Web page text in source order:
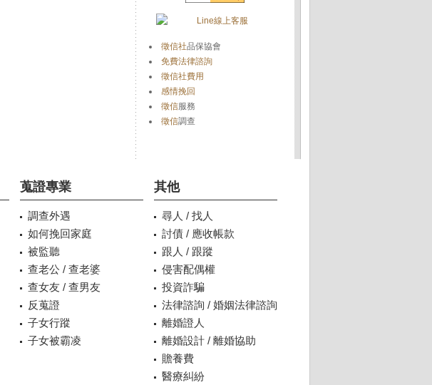
徵信社品保協會
免費法律諮詢
徵信社費用
感情挽回
徵信服務
徵信調查
蒐證專業
調查外遇
如何挽回家庭
被監聽
查老公 / 查老婆
查女友 / 查男友
反蒐證
子女行蹤
子女被霸凌
其他
尋人 / 找人
討債 / 應收帳款
跟人 / 跟蹤
侵害配偶權
投資詐騙
法律諮詢 / 婚姻法律諮詢
離婚證人
離婚設計 / 離婚協助
贍養費
醫療糾紛